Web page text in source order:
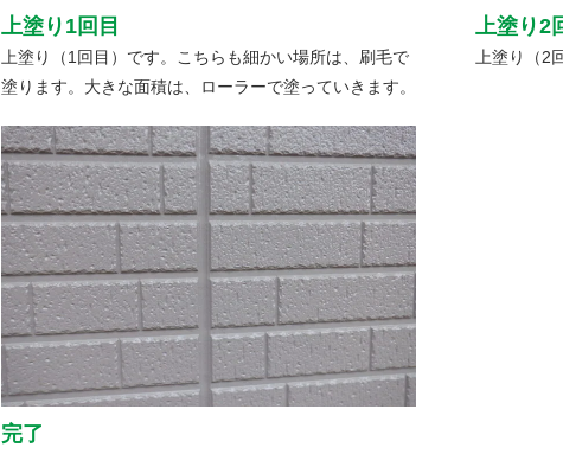
上塗り1回目
上塗り（1回目）です。こちらも細かい場所は、刷毛で
塗ります。大きな面積は、ローラーで塗っていきます。
上塗り2
上塗り（2
完了